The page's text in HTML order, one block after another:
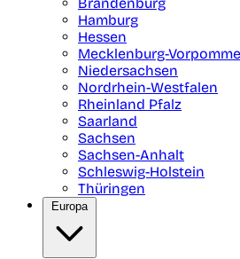
Hamburg
Hessen
Mecklenburg-
Niedersachsen
Nordrhein-Westfalen
Rheinland Pfalz
Saarland
Sachsen
Sachsen-Anhalt
Schleswig-Holstein
Thüringen
Europa